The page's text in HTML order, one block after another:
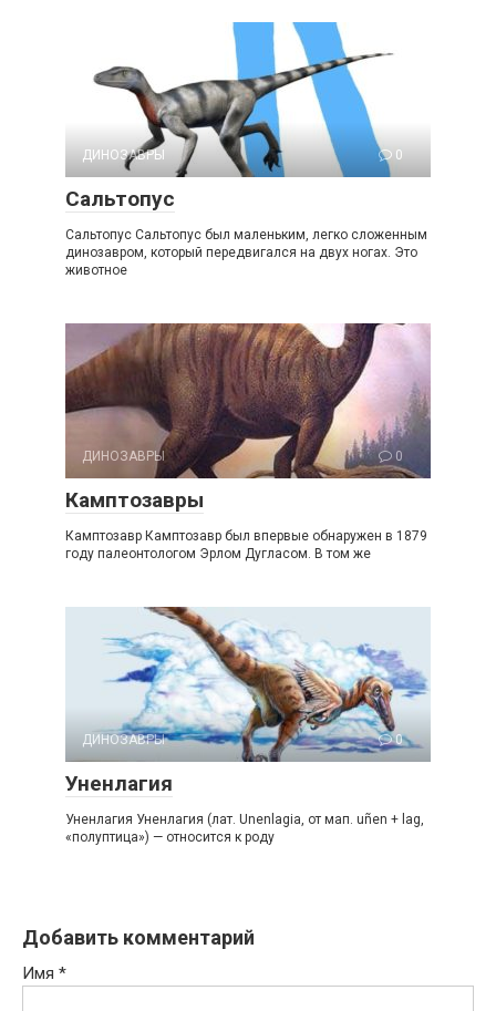
ДИНОЗАВРЫ 0
Сальтопус
Сальтопус Сальтопус был маленьким, легко сложенным
динозавром, который передвигался на двух ногах. Это
животное
ДИНОЗАВРЫ 0
Камптозавры
Камптозавр Камптозавр был впервые обнаружен в 1879
году палеонтологом Эрлом Дугласом. В том же
ДИНОЗАВРЫ 0
Уненлагия
Уненлагия Уненлагия (лат. Unenlagia, от мап. uñen + lag,
«полуптица») — относится к роду
Добавить комментарий
Имя *